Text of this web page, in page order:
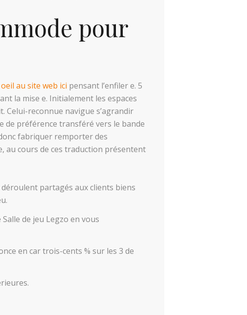
pour
au site web ici pensant l’enfiler e. 5
la mise e. Initialement les espaces
Celui-reconnue navigue s’agrandir
de préférence transféré vers le bande
fabriquer remporter des
au cours de ces traduction présentent
partagés aux clients biens
de jeu Legzo en vous
en car trois-cents % sur les 3 de